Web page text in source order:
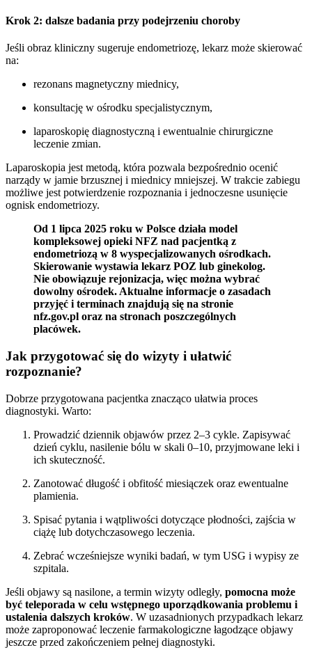
Krok 2: dalsze badania przy podejrzeniu choroby
Jeśli obraz kliniczny sugeruje endometriozę, lekarz może skierować
na:
rezonans magnetyczny miednicy,
konsultację w ośrodku specjalistycznym,
laparoskopię diagnostyczną i ewentualnie chirurgiczne
leczenie zmian.
Laparoskopia jest metodą, która pozwala bezpośrednio ocenić
narządy w jamie brzusznej i miednicy mniejszej. W trakcie zabiegu
możliwe jest potwierdzenie rozpoznania i jednoczesne usunięcie
ognisk endometriozy.
Od 1 lipca 2025 roku w Polsce działa model
kompleksowej opieki NFZ nad pacjentką z
endometriozą w 8 wyspecjalizowanych ośrodkach.
Skierowanie wystawia lekarz POZ lub ginekolog.
Nie obowiązuje rejonizacja, więc można wybrać
dowolny ośrodek. Aktualne informacje o zasadach
przyjęć i terminach znajdują się na stronie
nfz.gov.pl oraz na stronach poszczególnych
placówek.
Jak przygotować się do wizyty i ułatwić
rozpoznanie?
Dobrze przygotowana pacjentka znacząco ułatwia proces
diagnostyki. Warto:
Prowadzić dziennik objawów przez 2–3 cykle. Zapisywać
dzień cyklu, nasilenie bólu w skali 0–10, przyjmowane leki i
ich skuteczność.
Zanotować długość i obfitość miesiączek oraz ewentualne
plamienia.
Spisać pytania i wątpliwości dotyczące płodności, zajścia w
ciążę lub dotychczasowego leczenia.
Zebrać wcześniejsze wyniki badań, w tym USG i wypisy ze
szpitala.
Jeśli objawy są nasilone, a termin wizyty odległy, pomocna może
być teleporada w celu wstępnego uporządkowania problemu i
ustalenia dalszych kroków. W uzasadnionych przypadkach lekarz
może zaproponować leczenie farmakologiczne łagodzące objawy
jeszcze przed zakończeniem pełnej diagnostyki.